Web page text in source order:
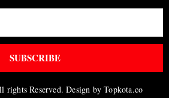
SUBSCRIBE
Reserved. Design by Topkota.co